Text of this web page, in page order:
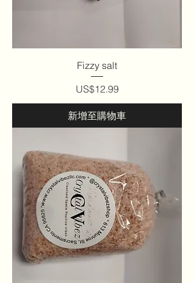
Fizzy salt
價格
US$12.99
新增至購物車